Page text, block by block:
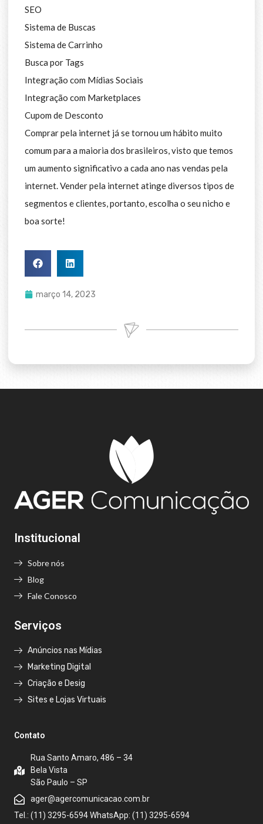
SEO
Sistema de Buscas
Sistema de Carrinho
Busca por Tags
Integração com Mídias Sociais
Integração com Marketplaces
Cupom de Desconto
Comprar pela internet já se tornou um hábito muito
comum para a maioria dos brasileiros, visto que temos
um aumento significativo a cada ano nas vendas pela
internet. Vender pela internet atinge diversos tipos de
segmentos e clientes, portanto, escolha o seu nicho e
boa sorte!
março 14, 2023
Institucional
Sobre nós
Blog
Fale Conosco
Serviços
Anúncios nas Mídias
Marketing Digital
Criação e Desig
Sites e Lojas Virtuais
Contato
Rua Santo Amaro, 486 – 34
Bela Vista
São Paulo – SP
ager@agercomunicacao.com.br
Tel.: (11) 3295-6594 WhatsApp: (11) 3295-6594